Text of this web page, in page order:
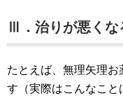
Ⅲ．治りが悪くな
たとえば、無理矢理お
す（実際はこんなこと